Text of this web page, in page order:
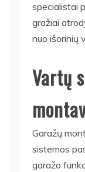
specialistai
gražiai
nuo išorinių
Vartų
Garažų
sistemos
garažo